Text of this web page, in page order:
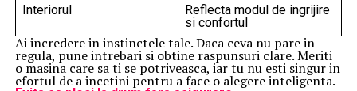
Interiorul
Reflecta modul de ingrijire
si confortul
Ai incredere in instinctele tale. Daca ceva nu pare in
regula, pune intrebari si obtine raspunsuri clare. Meriti
o masina care sa ti se potriveasca, iar tu nu esti singur in
efortul de a incetini pentru a face o alegere inteligenta.